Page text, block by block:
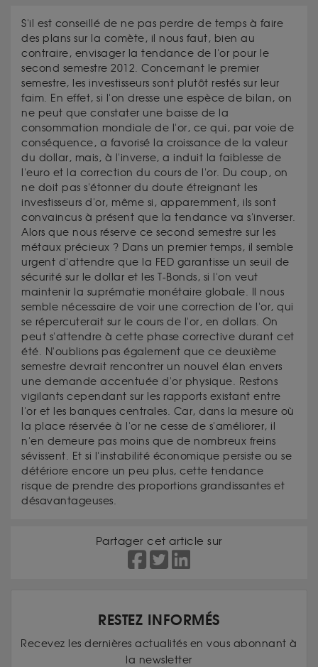
S'il est conseillé de ne pas perdre de temps à faire
des plans sur la comète, il nous faut, bien au
contraire, envisager la tendance de l'or pour le
second semestre 2012. Concernant le premier
semestre, les investisseurs sont plutôt restés sur leur
faim. En effet, si l'on dresse une espèce de bilan, on
ne peut que constater une baisse de la
consommation mondiale de l'or, ce qui, par voie de
conséquence, a favorisé la croissance de la valeur
du dollar, mais, à l'inverse, a induit la faiblesse de
l'euro et la correction du cours de l'or. Du coup, on
ne doit pas s'étonner du doute étreignant les
investisseurs d'or, même si, apparemment, ils sont
convaincus à présent que la tendance va s'inverser.
Alors que nous réserve ce second semestre sur les
métaux précieux ? Dans un premier temps, il semble
urgent d'attendre que la FED garantisse un seuil de
sécurité sur le dollar et les T-Bonds, si l'on veut
maintenir la suprématie monétaire globale. Il nous
semble nécessaire de voir une correction de l'or, qui
se répercuterait sur le cours de l'or, en dollars. On
peut s'attendre à cette phase corrective durant cet
été. N'oublions pas également que ce deuxième
semestre devrait rencontrer un nouvel élan envers
une demande accentuée d'or physique. Restons
vigilants cependant sur les rapports existant entre
l'or et les banques centrales. Car, dans la mesure où
la place réservée à l'or ne cesse de s'améliorer, il
n'en demeure pas moins que de nombreux freins
sévissent. Et si l'instabilité économique persiste ou se
détériore encore un peu plus, cette tendance
risque de prendre des proportions grandissantes et
désavantageuses.
Partager cet article sur
RESTEZ INFORMÉS
Recevez les dernières actualités en vous abonnant à
la newsletter